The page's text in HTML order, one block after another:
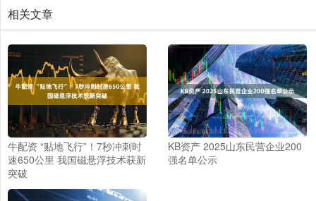
相关文章
牛配资 “贴地飞行”！7秒冲刺时
速650公里 我国磁悬浮技术获新
突破
KB资产 2025山东民营企业200
强名单公示